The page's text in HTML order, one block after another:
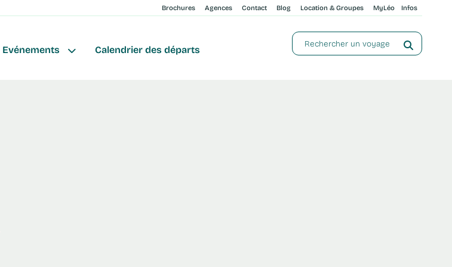
Evénements Calendrier des départs
Brochures Agences Contact Blog Location & Groupes MyLéo Infos